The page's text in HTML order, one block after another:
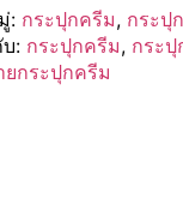
: กระปุกครีม, กระปุ
: กระปุกครีม, กระปุ
ยกระปุกครีม